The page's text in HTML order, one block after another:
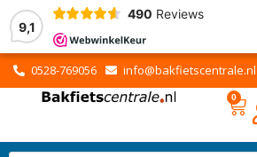
9,1
490 Reviews
0528-769056 info@bakfietscentrale.nl
0